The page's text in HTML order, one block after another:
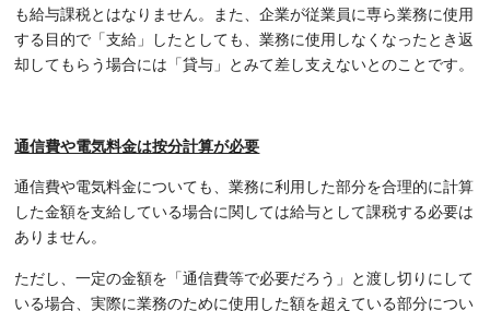
も給与課税とはなりません。また、企業が従業員に専ら業務に使用
する目的で「支給」したとしても、業務に使用しなくなったとき返
却してもらう場合には「貸与」とみて差し支えないとのことです。
通信費や電気料金は按分計算が必要
通信費や電気料金についても、業務に利用した部分を合理的に計算
した金額を支給している場合に関しては給与として課税する必要は
ありません。
ただし、一定の金額を「通信費等で必要だろう」と渡し切りにして
いる場合、実際に業務のために使用した額を超えている部分につい